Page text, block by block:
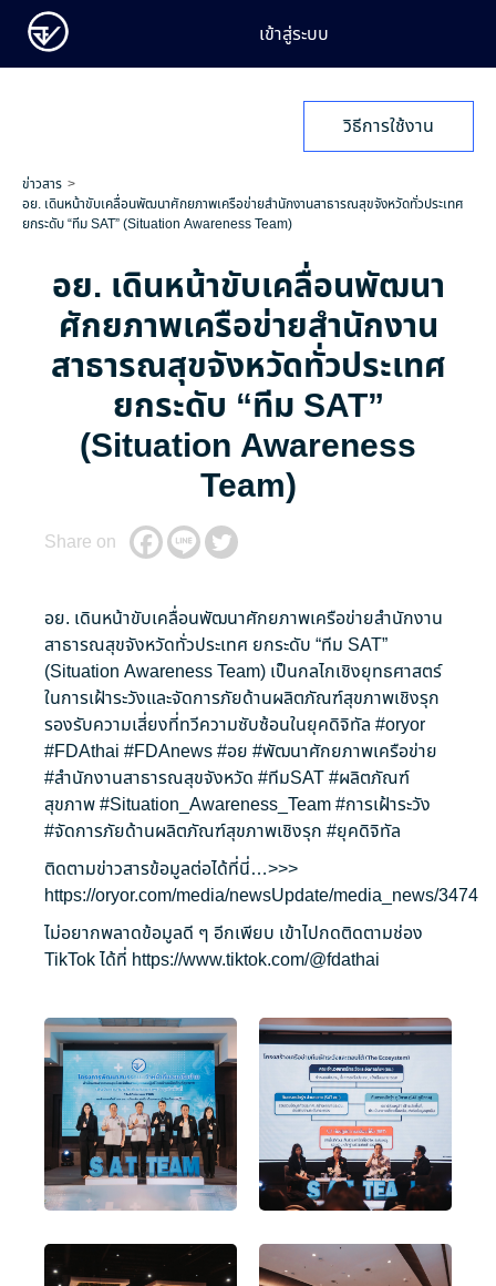
เข้าสู่ระบบ
วิธีการใช้งาน
ข่าวสาร
อย. เดินหน้าขับเคลื่อนพัฒนาศักยภาพเครือข่ายสำนักงานสาธารณสุขจังหวัดทั่วประเทศ
ยกระดับ “ทีม SAT” (Situation Awareness Team)
อย. เดินหน้าขับเคลื่อนพัฒนา
ศักยภาพเครือข่ายสำนักงาน
สาธารณสุขจังหวัดทั่วประเทศ
ยกระดับ “ทีม SAT”
(Situation Awareness
Team)
Share on
อย. เดินหน้าขับเคลื่อนพัฒนาศักยภาพเครือข่ายสำนักงาน
สาธารณสุขจังหวัดทั่วประเทศ ยกระดับ “ทีม SAT”
(Situation Awareness Team) เป็นกลไกเชิงยุทธศาสตร์
ในการเฝ้าระวังและจัดการภัยด้านผลิตภัณฑ์สุขภาพเชิงรุก
รองรับความเสี่ยงที่ทวีความซับซ้อนในยุคดิจิทัล #oryor
#FDAthai #FDAnews#อย #พัฒนาศักยภาพเครือข่าย
#สำนักงานสาธารณสุขจังหวัด #ทีมSAT#ผลิตภัณฑ์
สุขภาพ#Situation_Awareness_Team#การเฝ้าระวัง
#จัดการภัยด้านผลิตภัณฑ์สุขภาพเชิงรุก #ยุคดิจิทัล
ติดตามข่าวสารข้อมูลต่อได้ที่นี่…>>>
https://oryor.com/media/newsUpdate/media_news/3474
ไม่อยากพลาดข้อมูลดี ๆ อีกเพียบ เข้าไปกดติดตามช่อง
TikTok ได้ที่ https://www.tiktok.com/@fdathai